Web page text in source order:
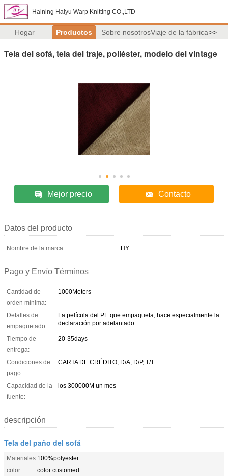
Haining Haiyu Warp Knitting CO.,LTD
Hogar Productos Sobre nosotrosViaje de la fábrica>>
Tela del sofá, tela del traje, poliéster, modelo del vintage
Mejor precio Contacto
Datos del producto
Nombre de la marca: HY
Pago y Envío Términos
Cantidad de
orden mínima:
1000Meters
Detalles de
empaquetado:
La película del PE que empaqueta, hace especialmente la
declaración por adelantado
Tiempo de
entrega:
20-35days
Condiciones de
pago:
CARTA DE CRÉDITO, D/A, D/P, T/T
Capacidad de la
fuente:
los 300000M un mes
descripción
Tela del paño del sofá
Materiales:100%polyester
color:
color customed